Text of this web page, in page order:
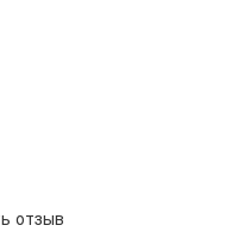
отзыв